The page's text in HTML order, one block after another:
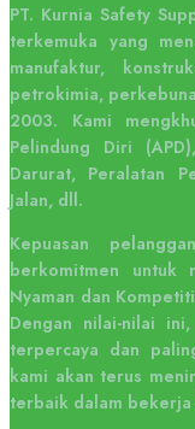
PT. Kurnia Safety
terkemuka yang
manufaktur,
petrokimia,
2003. Kami
Pelindung Diri
Darurat, Peralatan
Jalan, dll.
Kepuasan
berkomitmen untuk
Nyaman dan
Dengan nilai-nilai
terpercaya dan
kami akan terus
terbaik dalam bekerja